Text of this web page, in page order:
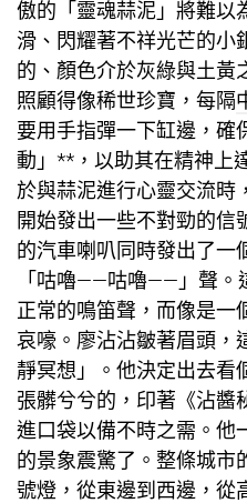
傲的「靈魂蒜泥」將難以
滑、閃耀著不祥光芒的小
的、顏色介於灰綠與土黃
照顧得像稀世珍寶，每隔
要用手指彈一下缸邊，確
動」**，以助其在精神上
於與蒜泥進行心靈交流時
開始發出一些不對勁的信
的汽車喇叭同時發出了一
「咕嚕——咕嚕——」聲。
正常的鳴笛聲，而像是一
哀嚎。廖沾沾皺著眉頭，
靜冥想」。他決定出去看
張髒兮兮的，印著《沾醬
進口袋以備不時之需。他
的景象震驚了。整條城市
號燈，從東邊到西邊，從